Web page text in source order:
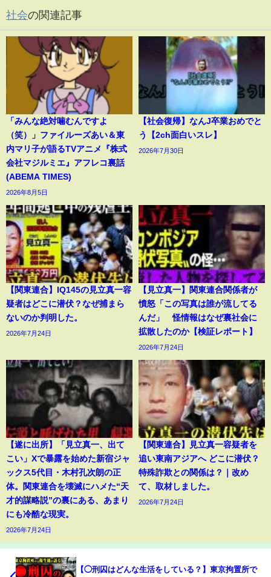
社会の関連記事
「みんな絶対噛むんですよ
（笑）」ファイルーズあい＆東
内マリ子が語るTVアニメ『株式
会社マジルミエ』アフレコ裏話
(ABEMA TIMES)
2026年8月5日
【社会復帰】なんJ卒業おめでと
う【2ch面白いスレ】
2026年7月30日
【関東連合】IQ145の見立真一容
疑者はどこに潜伏？なぜ捕まら
ないのか判明した。
2026年7月24日
【見立真一】関東連合関係者が
憤怒「この写真は誰が流してる
んだ」 怪情報はなぜ裏社会に
拡散したのか【検証レポート】
2026年7月24日
【遂に出所】「見立真一、出て
こい」Xで暴露を始めた新宿ジャ
ックス5代目・木村孔次朗の正
体。関東連合を壊滅にハメた“天
才的謀略説”の裏にある、あまり
にも冷酷な現実。
2026年7月24日
【関東連合】見立真一容疑者を
追い東南アジアへ どこに潜伏？
特殊詐欺との関係は？｜改め
て、取材しました。
2026年7月24日
【◯刑囚はどんな生活をしている？】東京拘置所で